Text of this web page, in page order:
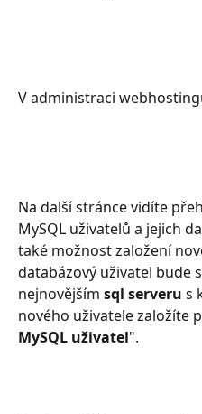
V administraci
Na další stránce vidíte
MySQL uživatelů a jejich
také možnost založení
databázový uživatel bude
nejnovějším sql serveru s
nového uživatele založíte
MySQL uživatel".